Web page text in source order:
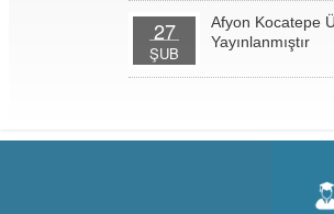
27
ŞUB
Afyon Kocatepe
Yayınlanmıştır